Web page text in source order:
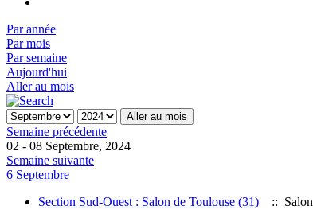
Par année
Par mois
Par semaine
Aujourd'hui
Aller au mois
Aller au mois
Semaine précédente
02 - 08 Septembre, 2024
Semaine suivante
6 Septembre
Section Sud-Ouest : Salon de Toulouse (31)
:: Salon